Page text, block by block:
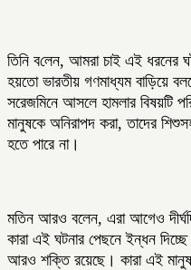
তি‌নি ব‌লেন, আমরা চাই এই ধরনের
হয়তো ভারতীয় গণমাধ্যম বাড়িয়ে
সরেজমিনে আসলে হামলার বিষয়টি
মানুষকে অনিরাপদ করা, তাদের
হতে পারে না।
মতিন আরও বলেন, এরা আগেও
কারা এই ঘটনার পেছনে ইন্ধন
আরও শক্তি রয়েছে। কারা এই